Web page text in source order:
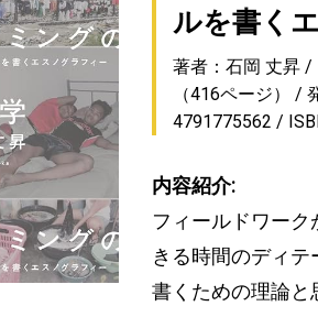
ルを書く
著者：石岡 丈昇
（416ページ）
4791775562
内容紹介:
フィールドワー
きる時間のディ
書くための理論と